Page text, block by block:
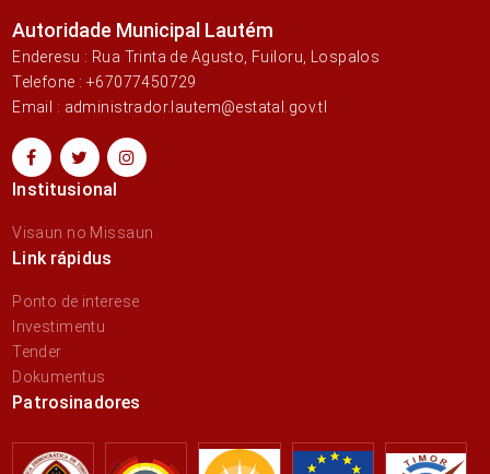
Autoridade Municipal Lautém
Enderesu : Rua Trinta de Agusto, Fuiloru, Lospalos
Telefone : +67077450729
Email : administrador.lautem@estatal.gov.tl
Institusional
Visaun no Missaun
Link rápidus
Ponto de interese
Investimentu
Tender
Dokumentus
Patrosinadores